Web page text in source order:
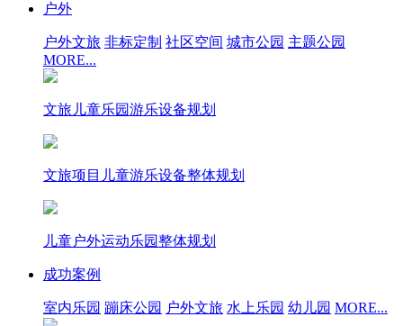
户外
户外文旅 非标定制 社区空间 城市公园 主题公园
MORE...
文旅儿童乐园游乐设备规划
文旅项目儿童游乐设备整体规划
儿童户外运动乐园整体规划
成功案例
室内乐园 蹦床公园 户外文旅 水上乐园 幼儿园 MORE...